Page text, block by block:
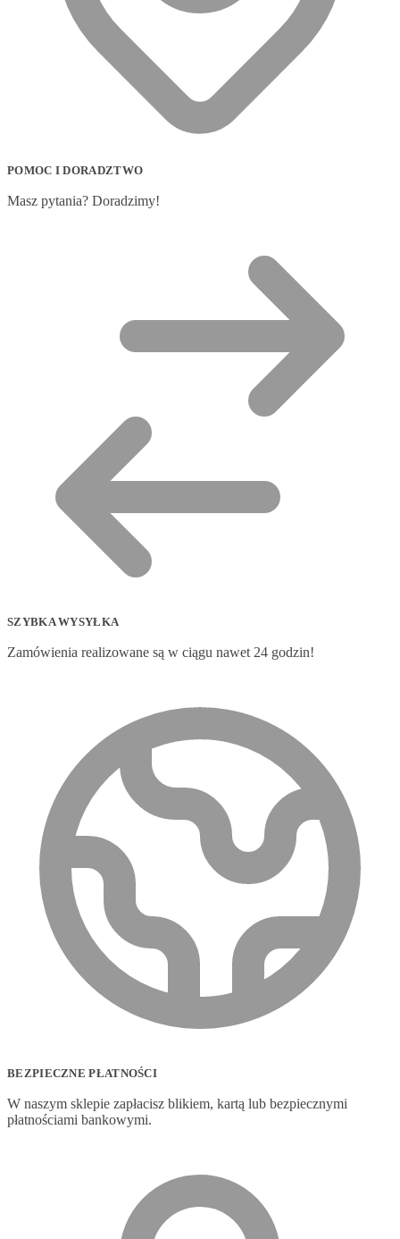
POMOC I DORADZTWO
Masz pytania? Doradzimy!
SZYBKA WYSYŁKA
Zamówienia realizowane są w ciągu nawet 24 godzin!
BEZPIECZNE PŁATNOŚCI
W naszym sklepie zapłacisz blikiem, kartą lub bezpiecznymi
płatnościami bankowymi.